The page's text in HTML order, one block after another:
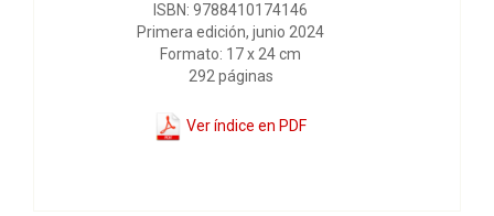
ISBN: 9788410174146
Primera edición, junio 2024
Formato: 17 x 24 cm
292 páginas
Ver índice en PDF